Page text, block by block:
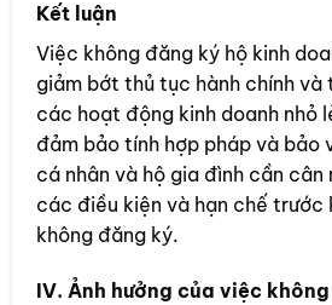
Kết luận
Việc không đăng ký hộ kinh
giảm bớt thủ tục hành chính và
các hoạt động kinh doanh nhỏ
đảm bảo tính hợp pháp và bảo
cá nhân và hộ gia đình cần cân
các điều kiện và hạn chế trước
không đăng ký.
IV. Ảnh hưởng của việc